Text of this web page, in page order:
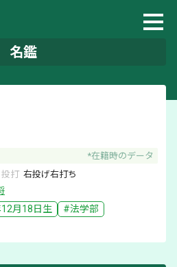
名鑑
*在籍時のデータ
投打 右投げ右打ち
月18日 生 #法学部